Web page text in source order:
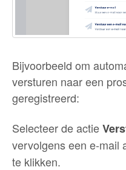
Bijvoorbeeld om
versturen naar een
geregistreerd:
Selecteer de actie
vervolgens een e-mail
te klikken.